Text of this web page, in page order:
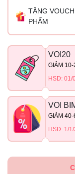
TẶNG
PHẨM
VOI20
GIẢM
HSD: 01/
VOI
GIẢM 40-
HSD: 1/